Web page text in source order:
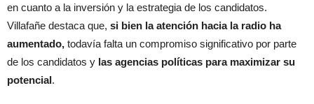
en cuanto a la inversión y la estrategia de los candidatos.
Villafañe destaca que, si bien la atención hacia la radio ha
aumentado, todavía falta un compromiso significativo por parte
de los candidatos y las agencias políticas para maximizar su
potencial.